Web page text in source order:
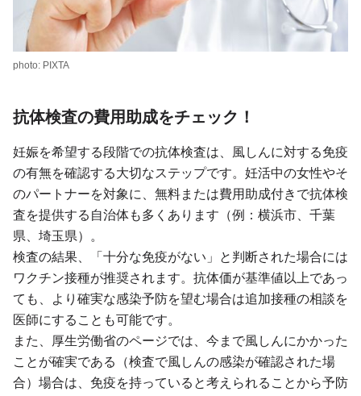
photo: PIXTA
抗体検査の費用助成をチェック！
妊娠を希望する段階での抗体検査は、風しんに対する免疫
の有無を確認する大切なステップです。妊活中の女性やそ
のパートナーを対象に、無料または費用助成付きで抗体検
査を提供する自治体も多くあります（例：横浜市、千葉
県、埼玉県）。
検査の結果、「十分な免疫がない」と判断された場合には
ワクチン接種が推奨されます。抗体価が基準値以上であっ
ても、より確実な感染予防を望む場合は追加接種の相談を
医師にすることも可能です。
また、厚生労働省のページでは、今まで風しんにかかった
ことが確実である（検査で風しんの感染が確認された場
合）場合は、免疫を持っていると考えられることから予防